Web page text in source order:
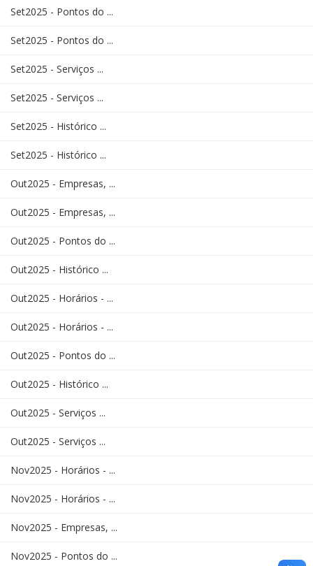
Set2025 - Pontos do ...
Set2025 - Pontos do ...
Set2025 - Serviços ...
Set2025 - Serviços ...
Set2025 - Histórico ...
Set2025 - Histórico ...
Out2025 - Empresas, ...
Out2025 - Empresas, ...
Out2025 - Pontos do ...
Out2025 - Histórico ...
Out2025 - Horários - ...
Out2025 - Horários - ...
Out2025 - Pontos do ...
Out2025 - Histórico ...
Out2025 - Serviços ...
Out2025 - Serviços ...
Nov2025 - Horários - ...
Nov2025 - Horários - ...
Nov2025 - Empresas, ...
Nov2025 - Pontos do ...